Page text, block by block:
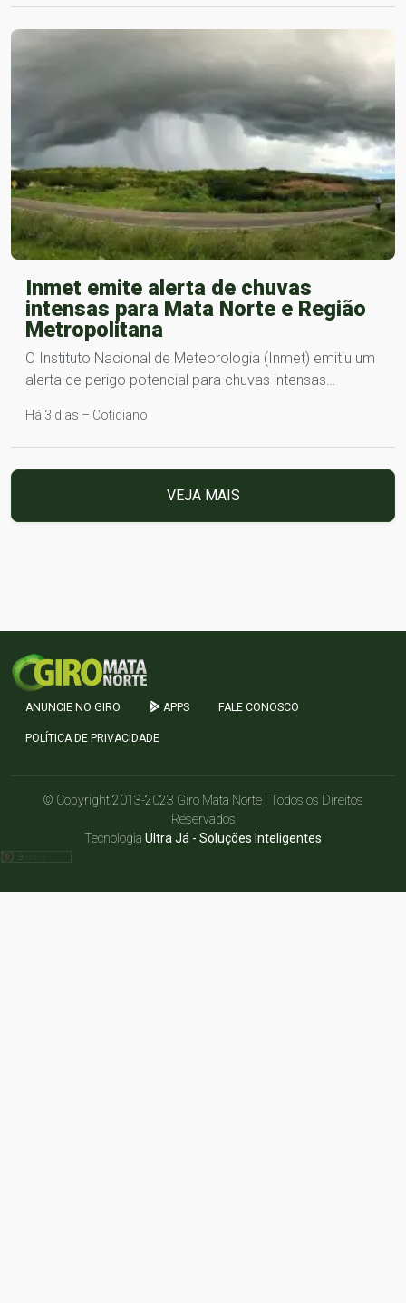
Inmet emite alerta de chuvas
intensas para Mata Norte e Região
Metropolitana
O Instituto Nacional de Meteorologia (Inmet) emitiu um
alerta de perigo potencial para chuvas intensas…
Há 3 dias – Cotidiano
VEJA MAIS
ANUNCIE NO GIRO APPS FALE CONOSCO
POLÍTICA DE PRIVACIDADE
© Copyright 2013-2023 Giro Mata Norte | Todos os Direitos
Reservados
Tecnologia Ultra Já - Soluções Inteligentes